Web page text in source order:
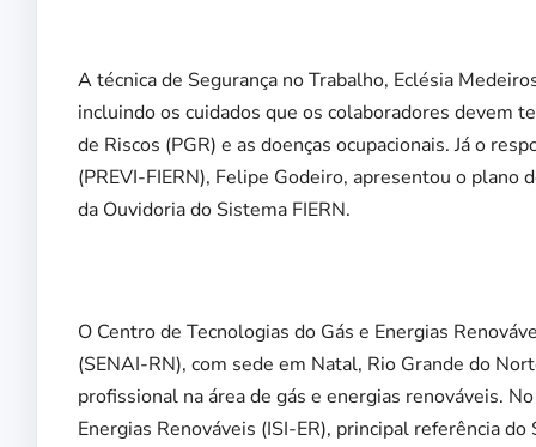
A técnica de Segurança no Trabalho, Eclésia
incluindo os cuidados que os colaboradores devem
de Riscos (PGR) e as doenças ocupacionais. Já o
(PREVI-FIERN), Felipe Godeiro, apresentou o plano
da Ouvidoria do Sistema FIERN.
O Centro de Tecnologias do Gás e Energias
(SENAI-RN), com sede em Natal, Rio Grande do
profissional na área de gás e energias renováveis.
Energias Renováveis (ISI-ER), principal referência